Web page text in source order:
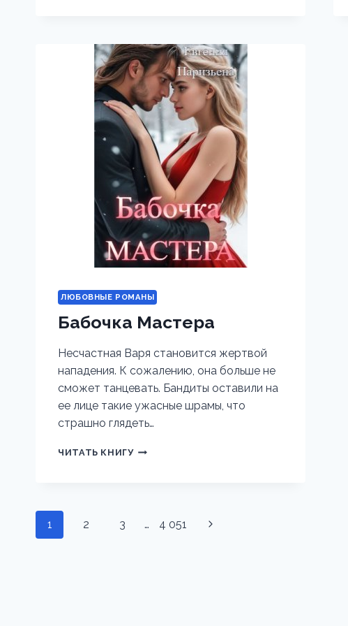
ЛЮБОВНЫЕ РОМАНЫ
Бабочка Мастера
Несчастная Варя становится жертвой
нападения. К сожалению, она больше не
сможет танцевать. Бандиты оставили на
ее лице такие ужасные шрамы, что
страшно глядеть…
ЧИТАТЬ КНИГУБАБОЧКА
Навигация
по
1 2 3 … 4 051
Следующая